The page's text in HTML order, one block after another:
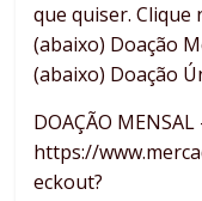
que quiser.
(abaixo) Doação
(abaixo) Doação
DOAÇÃO
https://
eckout?